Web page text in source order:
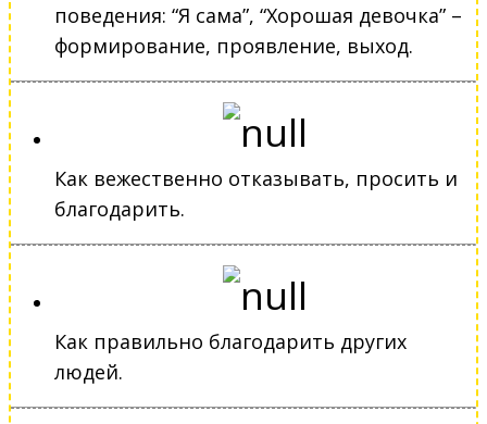
поведения: “Я сама”, “Хорошая девочка” –
формирование, проявление, выход.
Как вежественно отказывать, просить и
благодарить.
Как правильно благодарить других
людей.